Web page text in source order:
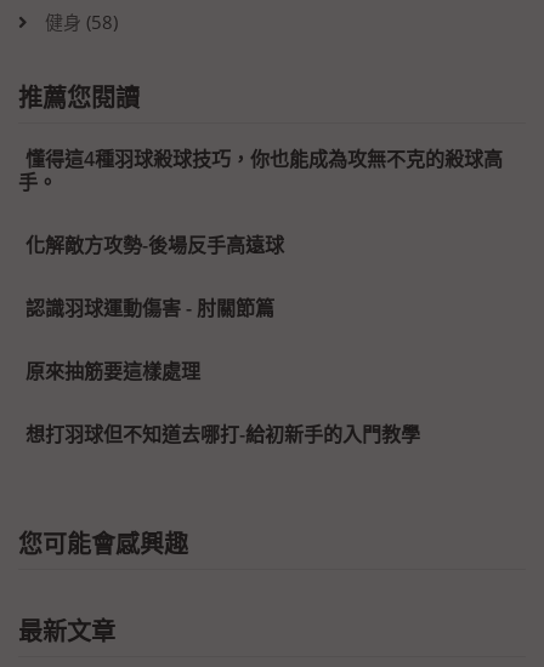
健身 (58)
推薦您閱讀
懂得這4種羽球殺球技巧，你也能成為攻無不克的殺球高
手。
化解敵方攻勢-後場反手高遠球
認識羽球運動傷害 - 肘關節篇
原來抽筋要這樣處理
想打羽球但不知道去哪打-給初新手的入門教學
您可能會感興趣
最新文章